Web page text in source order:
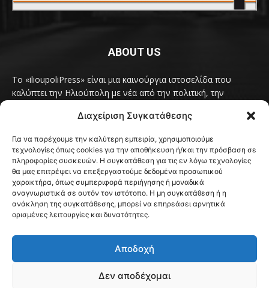
Διαχείριση Συγκατάθεσης
Για να παρέχουμε την καλύτερη εμπειρία, χρησιμοποιούμε
τεχνολογίες όπως cookies για την αποθήκευση ή/και την πρόσβαση σε
πληροφορίες συσκευών. Η συγκατάθεση για τις εν λόγω τεχνολογίες
θα μας επιτρέψει να επεξεργαστούμε δεδομένα προσωπικού
χαρακτήρα, όπως συμπεριφορά περιήγησης ή μοναδικά
αναγνωριστικά σε αυτόν τον ιστότοπο. Η μη συγκατάθεση ή η
ανάκληση της συγκατάθεσης, μπορεί να επηρεάσει αρνητικά
ορισμένες λειτουργίες και δυνατότητες.
Αποδοχή
Δεν αποδέχομαι
ABOUT US
Το «ilioupoliPress» είναι μια καινούργια ιστοσελίδα που
καλύπτει την Ηλιούπολη με νέα από την πολιτική, την
Ηλιούπολης, των δημοτικών παρατάξεων και των
κάτι να πουν.Διαβάστε εδώ
Επικοινωνήστε μαζί μας στοilioupolipress1@yahoo.com
FOLLOW US